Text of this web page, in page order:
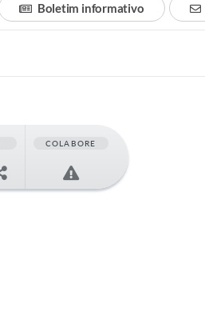
Boletim informativo
COLABORE